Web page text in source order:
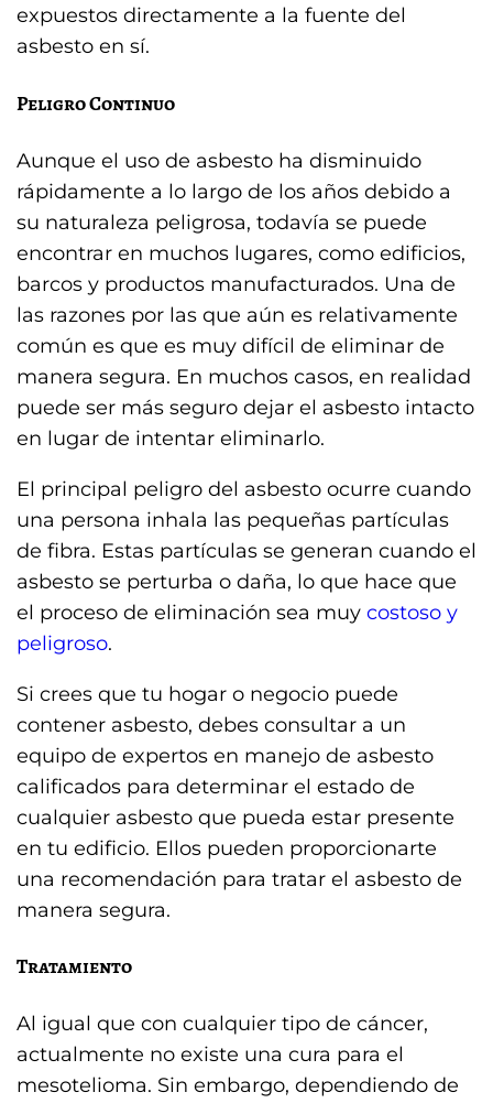
expuestos directamente a la fuente del
asbesto en sí.
Peligro Continuo
Aunque el uso de asbesto ha disminuido
rápidamente a lo largo de los años debido a
su naturaleza peligrosa, todavía se puede
encontrar en muchos lugares, como edificios,
barcos y productos manufacturados. Una de
las razones por las que aún es relativamente
común es que es muy difícil de eliminar de
manera segura. En muchos casos, en realidad
puede ser más seguro dejar el asbesto intacto
en lugar de intentar eliminarlo.
El principal peligro del asbesto ocurre cuando
una persona inhala las pequeñas partículas
de fibra. Estas partículas se generan cuando el
asbesto se perturba o daña, lo que hace que
el proceso de eliminación sea muy costoso y
peligroso.
Si crees que tu hogar o negocio puede
contener asbesto, debes consultar a un
equipo de expertos en manejo de asbesto
calificados para determinar el estado de
cualquier asbesto que pueda estar presente
en tu edificio. Ellos pueden proporcionarte
una recomendación para tratar el asbesto de
manera segura.
Tratamiento
Al igual que con cualquier tipo de cáncer,
actualmente no existe una cura para el
mesotelioma. Sin embargo, dependiendo de